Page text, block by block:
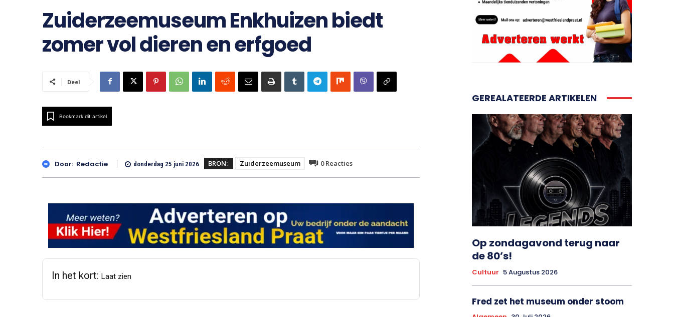
Zuiderzeemuseum Enkhuizen biedt
zomer vol dieren en erfgoed
Deel
Bookmark dit artikel
Door: Redactie donderdag 25 juni 2026 BRON: Zuiderzeemuseum 0Reacties
In het kort: Laat zien
GEREALATEERDE ARTIKELEN
Op zondagavond terug naar
de 80’s!
Cultuur 5 Augustus 2026
Fred zet het museum onder stoom